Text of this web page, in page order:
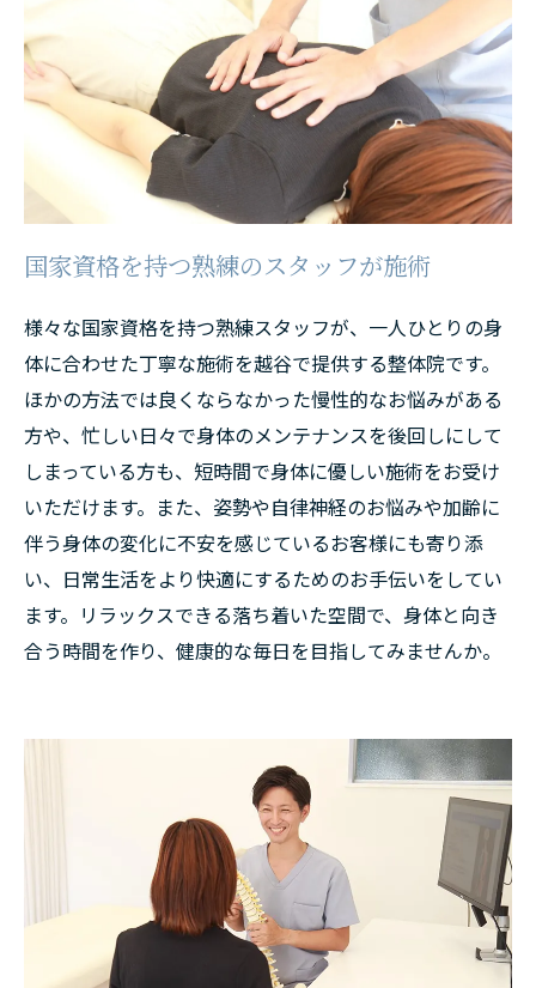
国家資格を持つ熟練のスタッフが施術
様々な国家資格を持つ熟練スタッフが、一人ひとりの身
体に合わせた丁寧な施術を越谷で提供する整体院です。
ほかの方法では良くならなかった慢性的なお悩みがある
方や、忙しい日々で身体のメンテナンスを後回しにして
しまっている方も、短時間で身体に優しい施術をお受け
いただけます。また、姿勢や自律神経のお悩みや加齢に
伴う身体の変化に不安を感じているお客様にも寄り添
い、日常生活をより快適にするためのお手伝いをしてい
ます。リラックスできる落ち着いた空間で、身体と向き
合う時間を作り、健康的な毎日を目指してみませんか。